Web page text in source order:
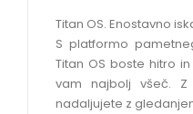
Titan OS. Enostavno
S platformo
Titan OS boste hitro
vam najbolj všeč. Z
nadaljujete z